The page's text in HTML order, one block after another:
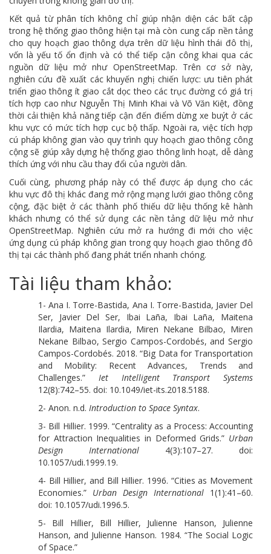
Kết quả từ phân tích không chỉ giúp nhận diện các bất cập
trong hệ thống giao thông hiện tại mà còn cung cấp nền tảng
cho quy hoạch giao thông dựa trên dữ liệu hình thái đô thị,
vốn là yếu tố ổn định và có thể tiếp cận công khai qua các
nguồn dữ liệu mở như OpenStreetMap. Trên cơ sở này,
nghiên cứu đề xuất các khuyến nghị chiến lược: ưu tiên phát
triển giao thông ít giao cắt dọc theo các trục đường có giá trị
tích hợp cao như Nguyễn Thị Minh Khai và Võ Văn Kiệt, đồng
thời cải thiện khả năng tiếp cận đến điểm dừng xe buýt ở các
khu vực có mức tích hợp cục bộ thấp. Ngoài ra, việc tích hợp
cú pháp không gian vào quy trình quy hoạch giao thông công
cộng sẽ giúp xây dựng hệ thống giao thông linh hoạt, dễ dàng
thích ứng với nhu cầu thay đổi của người dân.
Cuối cùng, phương pháp này có thể được áp dụng cho các
khu vực đô thị khác đang mở rộng mạng lưới giao thông công
cộng, đặc biệt ở các thành phố thiếu dữ liệu thống kê hành
khách nhưng có thể sử dụng các nền tảng dữ liệu mở như
OpenStreetMap. Nghiên cứu mở ra hướng đi mới cho việc
ứng dụng cú pháp không gian trong quy hoạch giao thông đô
thị tại các thành phố đang phát triển nhanh chóng.
Tài liệu tham khảo:
1- Ana I. Torre-Bastida, Ana I. Torre-Bastida, Javier Del
Ser, Javier Del Ser, Ibai Laña, Ibai Laña, Maitena
Ilardia, Maitena Ilardia, Miren Nekane Bilbao, Miren
Nekane Bilbao, Sergio Campos-Cordobés, and Sergio
Campos-Cordobés. 2018. “Big Data for Transportation
and Mobility: Recent Advances, Trends and
Challenges.” Iet Intelligent Transport Systems
12(8):742–55. doi: 10.1049/iet-its.2018.5188.
2- Anon. n.d. Introduction to Space Syntax.
3- Bill Hillier. 1999. “Centrality as a Process: Accounting
for Attraction Inequalities in Deformed Grids.” Urban
Design International 4(3):107–27. doi:
10.1057/udi.1999.19.
4- Bill Hillier, and Bill Hillier. 1996. “Cities as Movement
Economies.” Urban Design International 1(1):41–60.
doi: 10.1057/udi.1996.5.
5- Bill Hillier, Bill Hillier, Julienne Hanson, Julienne
Hanson, and Julienne Hanson. 1984. “The Social Logic
of Space.”